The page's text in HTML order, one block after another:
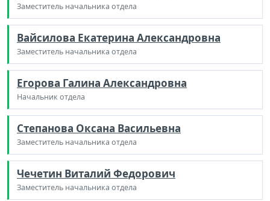
Заместитель начальника отдела
Вайсилова Екатерина Александровна
Заместитель начальника отдела
Егорова Галина Александровна
Начальник отдела
Степанова Оксана Васильевна
Заместитель начальника отдела
Чечетин Виталий Федорович
Заместитель начальника отдела